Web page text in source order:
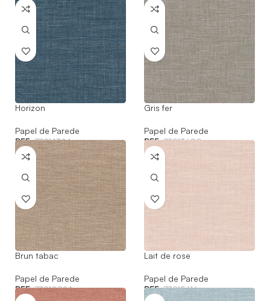
Horizon
Papel de Parede
REF:73814394
Gris fer
Papel de Parede
REF:73813680
Brun tabac
Papel de Parede
REF:73810824
Lait de rose
Papel de Parede
REF:73815616